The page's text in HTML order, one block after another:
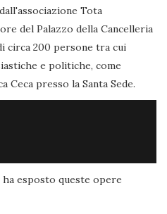
Tota
del Palazzo della Cancelleria
circa 200 persone tra cui
e politiche, come
Ceca presso la Santa Sede.
esposto queste opere